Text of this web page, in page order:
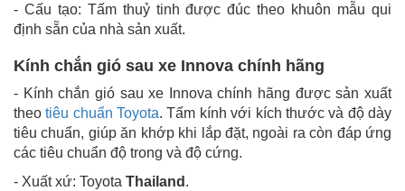
- Cấu tạo: Tấm thuỷ tinh được đúc theo khuôn mẫu qui
định sẵn của nhà sản xuất.
Kính chắn gió sau xe Innova chính hãng
- Kính chắn gió sau xe Innova chính hãng được sản xuất
theotiêu chuẩn Toyota. Tấm kính với kích thước và độ dày
tiêu chuẩn, giúp ăn khớp khi lắp đặt, ngoài ra còn đáp ứng
các tiêu chuẩn độ trong và độ cứng.
- Xuất xứ: Toyota Thailand .